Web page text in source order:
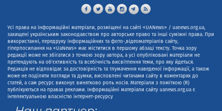
Усі права на інформаційні матеріали, розміщені на сайті «UANews» / uanews.org.ua,
захищені українським законодавством про авторське право та інші суміжні права. При
використанні, передруку інформаційних та фото-,відеоматеріалів сайту,
гіперпосилання на «UaNews» має міститися в першому абзаці тексту. Точка зору
редакції може не збігатися з точкою зору автора, а усі опубліковані матеріали не
претендують на об'єктивність та всебічність висвітлення теми, про яку йдеться.
Редакція не відповідає за достовірність та тлумачення наведеної інформації, а також
може не поділяти погляди та думки, висловлені читачами сайту в коментарях до
статей, а сам ресурс виконує винятково роль носія. Матеріали з поміткою (R)
публікуються на правах реклами. Інформаційні матеріали сайту uanews.org.ua є
інтелектуальною власністю інтернет-ресурсу